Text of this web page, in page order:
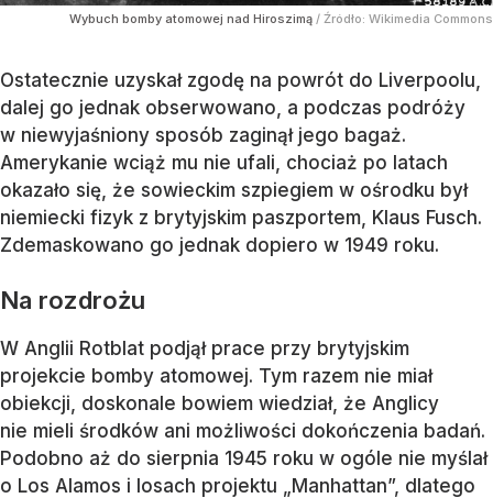
Wybuch bomby atomowej nad Hiroszimą / Źródło: Wikimedia Commons
Ostatecznie uzyskał zgodę na powrót do Liverpoolu,
dalej go jednak obserwowano, a podczas podróży
w niewyjaśniony sposób zaginął jego bagaż.
Amerykanie wciąż mu nie ufali, chociaż po latach
okazało się, że sowieckim szpiegiem w ośrodku był
niemiecki fizyk z brytyjskim paszportem, Klaus Fusch.
Zdemaskowano go jednak dopiero w 1949 roku.
Na rozdrożu
W Anglii Rotblat podjął prace przy brytyjskim
projekcie bomby atomowej. Tym razem nie miał
obiekcji, doskonale bowiem wiedział, że Anglicy
nie mieli środków ani możliwości dokończenia badań.
Podobno aż do sierpnia 1945 roku w ogóle nie myślał
o Los Alamos i losach projektu „Manhattan”, dlatego